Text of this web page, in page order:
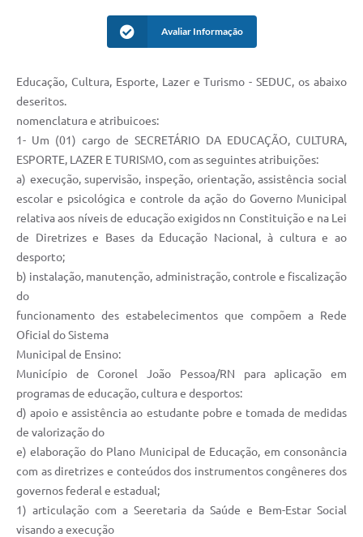
Avaliar Informação
Educação, Cultura, Esporte, Lazer e Turismo - SEDUC, os abaixo
deseritos.
nomenclatura e atribuicoes:
1- Um (01) cargo de SECRETÁRIO DA EDUCAÇÃO, CULTURA,
ESPORTE, LAZER E TURISMO, com as seguintes atribuições:
a) execução, supervisão, inspeção, orientação, assistência social
escolar e psicológica e controle da ação do Governo Municipal
relativa aos níveis de educação exigidos nn Constituição e na Lei
de Diretrizes e Bases da Educação Nacional, à cultura e ao
desporto;
b) instalação, manutenção, administração, controle e fiscalização
do
funcionamento des estabelecimentos que compõem a Rede
Oficial do Sistema
Municipal de Ensino:
Município de Coronel João Pessoa/RN para aplicação em
programas de educação, cultura e desportos:
d) apoio e assistência ao estudante pobre e tomada de medidas
de valorização do
e) elaboração do Plano Municipal de Educação, em consonância
com as diretrizes e conteúdos dos instrumentos congêneres dos
governos federal e estadual;
1) articulação com a Seeretaria da Saúde e Bem-Estar Social
visando a execução